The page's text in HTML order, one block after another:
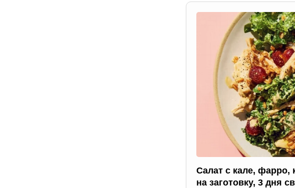
Салат с кале, фарро,
на заготовку, 3 дня